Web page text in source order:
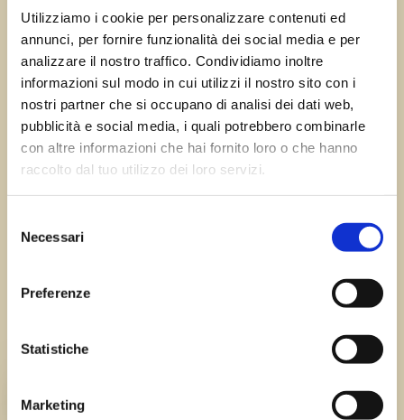
Utilizziamo i cookie per personalizzare contenuti ed
annunci, per fornire funzionalità dei social media e per
analizzare il nostro traffico. Condividiamo inoltre
informazioni sul modo in cui utilizzi il nostro sito con i
nostri partner che si occupano di analisi dei dati web,
pubblicità e social media, i quali potrebbero combinarle
con altre informazioni che hai fornito loro o che hanno
raccolto dal tuo utilizzo dei loro servizi.
delNecessari
Preferenze
Statistiche
Marketing
← Precedente:
Colugna
Successivo:Terzo
D’Aquileia →
Errore:Modulo di contatto non trovato.
Chi siamo
TEAM